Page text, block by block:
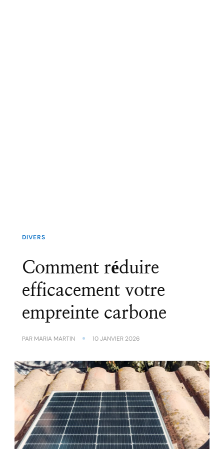
DIVERS
Comment réduire
efficacement votre
empreinte carbone
PAR MARIA MARTIN 10 JANVIER 2026